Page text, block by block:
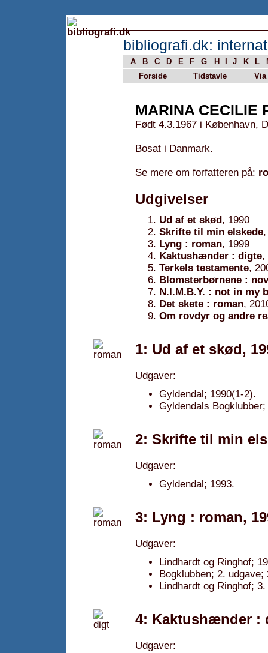
bibliografi.dk:
A B C D E F G H J K L
Forside
Tidstavle Via
MARINA CECILIE
Født 4.3.1967 i København,
Bosat i Danmark.
Se mere om forfatteren på:
Udgivelser
Ud af et skød, 1990
Skrifte til min elskede
Lyng : roman, 1999
Kaktushænder : digte,
Terkels testamente,
Blomsterbørnene :
N.I.M.B.Y. : not in my
Det skete : roman,
Om rovdyr og andre
1: Ud af et skød,
Udgaver:
Gyldendal; 1990(1-2).
Gyldendals
2: Skrifte til min
Udgaver:
Gyldendal; 1993.
3: Lyng : roman,
Udgaver:
Lindhardt og Ringhof;
Bogklubben; 2. udgave;
Lindhardt og Ringhof;
4: Kaktushænder :
Udgaver: